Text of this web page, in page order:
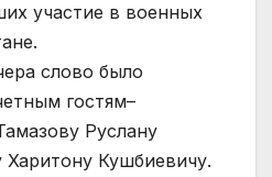
участие в военных
слово было
гостям–
Руслану
Кушбиевичу.